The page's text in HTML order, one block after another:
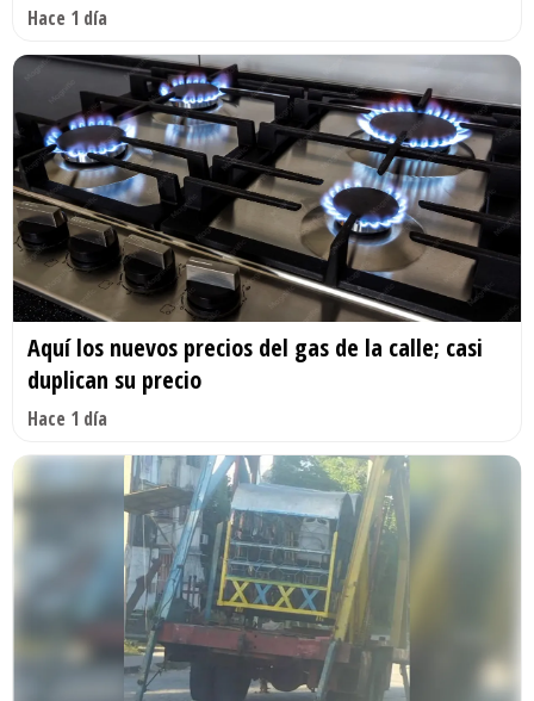
Hace 1 día
Aquí los nuevos precios del gas de la calle; casi
duplican su precio
Hace 1 día